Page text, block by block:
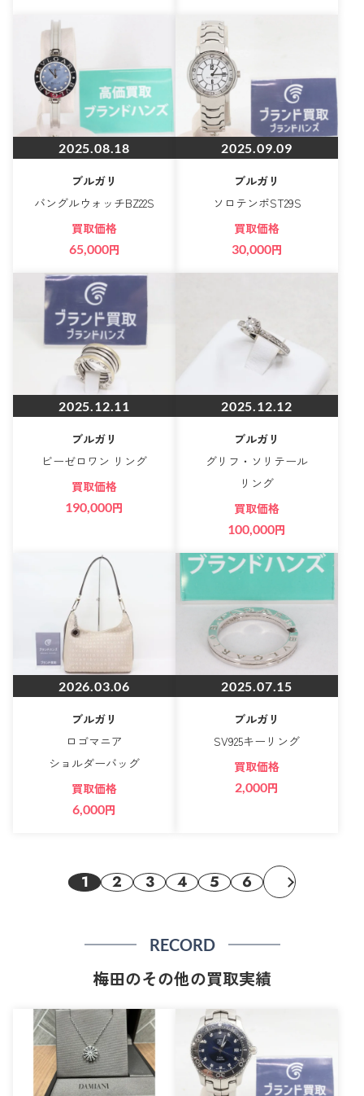
2025.08.18
ブルガリ
バングルウォッチBZ22S
買取価格
65,000円
2025.09.09
ブルガリ
ソロテンポST29S
買取価格
30,000円
2025.12.11
ブルガリ
ビーゼロワン リング
買取価格
190,000円
2025.12.12
ブルガリ
グリフ・ソリテール
リング
買取価格
100,000円
2026.03.06
ブルガリ
ロゴマニア
ショルダーバッグ
買取価格
6,000円
2025.07.15
ブルガリ
SV925キーリング
買取価格
2,000円
1 2 3 4 5 6
RECORD
梅田のその他の買取実績